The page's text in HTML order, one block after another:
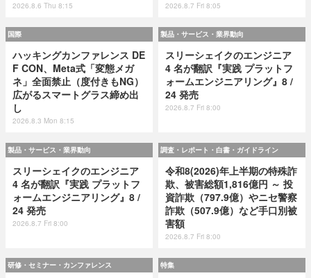
2026.8.6 Thu 8:15 2026.8.7 Fri 8:05
国際
ハッキングカンファレンス DE
F CON、Meta式「変態メガ
ネ」全面禁止（度付きもNG）
広がるスマートグラス締め出
し
2026.8.3 Mon 8:15
製品・サービス・業界動向
スリーシェイクのエンジニア
4 名が翻訳『実践 プラットフ
ォームエンジニアリング』8 /
24 発売
2026.8.7 Fri 8:00
製品・サービス・業界動向
スリーシェイクのエンジニア
4 名が翻訳『実践 プラットフ
ォームエンジニアリング』8 /
24 発売
2026.8.7 Fri 8:00
調査・レポート・白書・ガイドライン
令和8(2026)年上半期の特殊詐
欺、被害総額1,816億円 ～ 投
資詐欺（797.9億）やニセ警察
詐欺（507.9億）など手口別被
害額
2026.8.7 Fri 8:00
研修・セミナー・カンファレンス 特集